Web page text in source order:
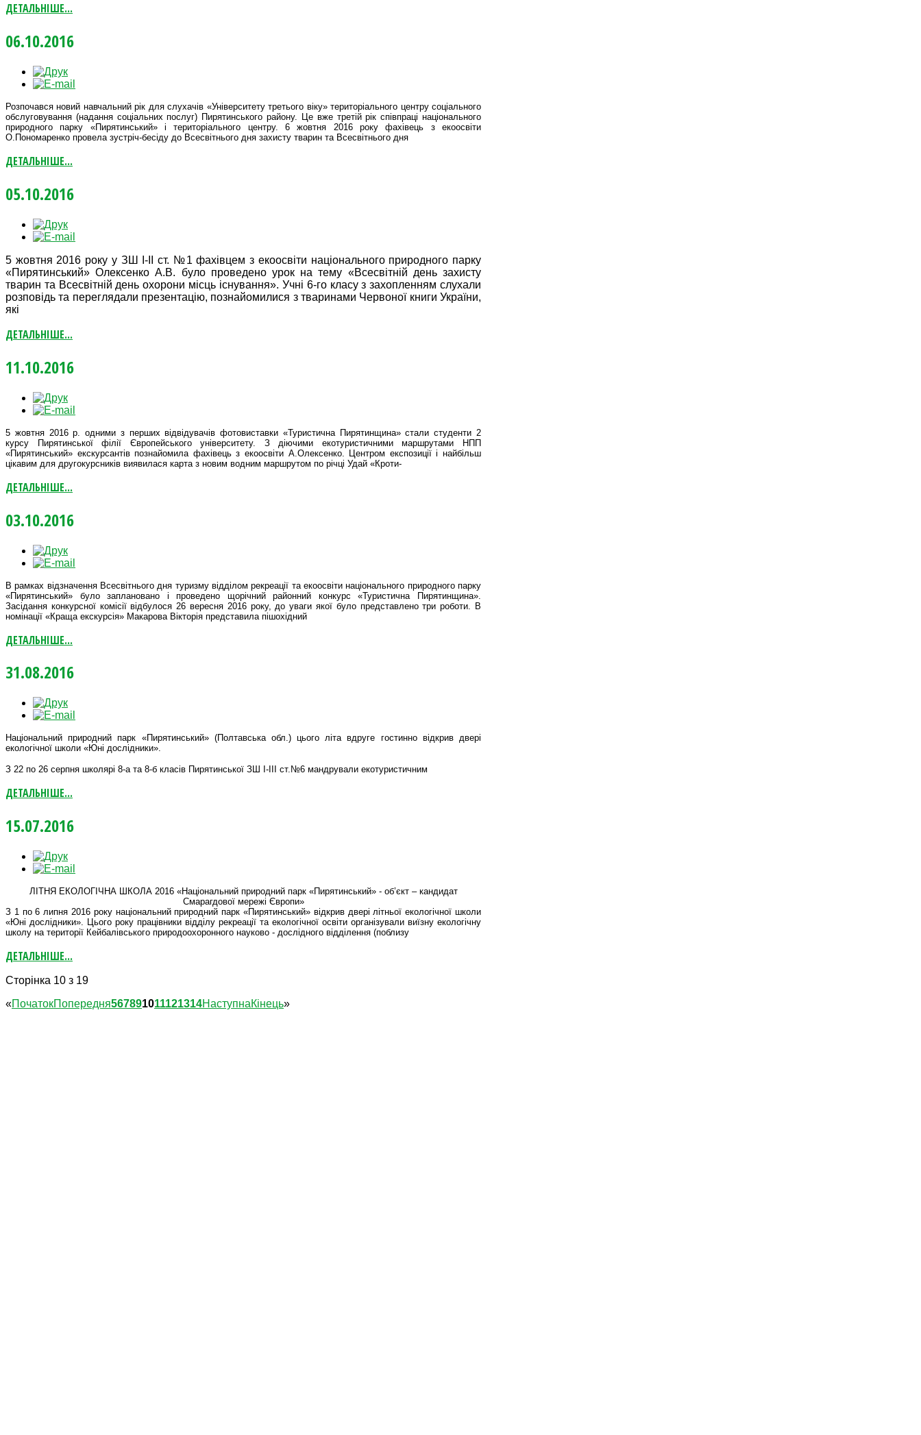
ДЕТАЛЬНІШЕ...
06.10.2016
Розпочався новий навчальний рік для слухачів «Університету третього віку» територіального центру соціального
обслуговування (надання соціальних послуг) Пирятинського району. Це вже третій рік співпраці національного
природного парку «Пирятинський» і територіального центру. 6 жовтня 2016 року фахівець з екоосвіти
О.Пономаренко провела зустріч-бесіду до Всесвітнього дня захисту тварин та Всесвітнього дня
ДЕТАЛЬНІШЕ...
05.10.2016
5 жовтня 2016 року у ЗШ І-ІІ ст. №1 фахівцем з екоосвіти національного природного парку
«Пирятинський» Олексенко А.В. було проведено урок на тему «Всесвітній день захисту
тварин та Всесвітній день охорони місць існування». Учні 6-го класу з захопленням слухали
розповідь та переглядали презентацію, познайомилися з тваринами Червоної книги України,
які
ДЕТАЛЬНІШЕ...
11.10.2016
5 жовтня 2016 р. одними з перших відвідувачів фотовиставки «Туристична Пирятинщина» стали студенти 2
курсу Пирятинської філії Європейського університету. З діючими екотуристичними маршрутами НПП
«Пирятинський» екскурсантів познайомила фахівець з екоосвіти А.Олексенко. Центром експозиції і найбільш
цікавим для другокурсників виявилася карта з новим водним маршрутом по річці Удай «Кроти-
ДЕТАЛЬНІШЕ...
03.10.2016
В рамках відзначення Всесвітнього дня туризму відділом рекреації та екоосвіти національного природного парку
«Пирятинський» було заплановано і проведено щорічний районний конкурс «Туристична Пирятинщина».
Засідання конкурсної комісії відбулося 26 вересня 2016 року, до уваги якої було представлено три роботи. В
номінації «Краща екскурсія» Макарова Вікторія представила пішохідний
ДЕТАЛЬНІШЕ...
31.08.2016
Національний природний парк «Пирятинський» (Полтавська обл.) цього літа вдруге гостинно відкрив двері
екологічної школи «Юні дослідники».
З 22 по 26 серпня школярі 8-а та 8-б класів Пирятинської ЗШ I-III ст.№6 мандрували екотуристичним
ДЕТАЛЬНІШЕ...
15.07.2016
ЛІТНЯ ЕКОЛОГІЧНА ШКОЛА 2016 «Національний природний парк «Пирятинський» - об’єкт – кандидат
Смарагдової мережі Європи»
З 1 по 6 липня 2016 року національний природний парк «Пирятинський» відкрив двері літньої екологічної школи
«Юні дослідники». Цього року працівники відділу рекреації та екологічної освіти організували виїзну екологічну
школу на території Кейбалівського природоохоронного науково - дослідного відділення (поблизу
ДЕТАЛЬНІШЕ...
Сторінка 10 з 19
«ПочатокПопередня567891011121314НаступнаКінець»